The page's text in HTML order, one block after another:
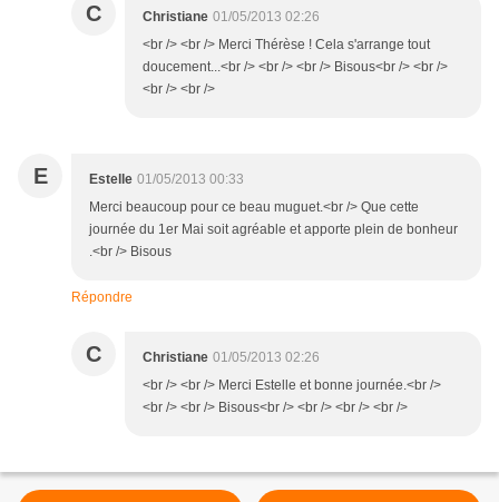
C Christiane 01/05/2013 02:26
<br /> <br /> Merci Thérèse ! Cela s'arrange tout
doucement...<br /> <br /> <br /> Bisous<br /> <br />
<br /> <br />
E Estelle 01/05/2013 00:33
Merci beaucoup pour ce beau muguet.<br /> Que cette
journée du 1er Mai soit agréable et apporte plein de bonheur
.<br /> Bisous
Répondre
C Christiane 01/05/2013 02:26
<br /> <br /> Merci Estelle et bonne journée.<br />
<br /> <br /> Bisous<br /> <br /> <br /> <br />